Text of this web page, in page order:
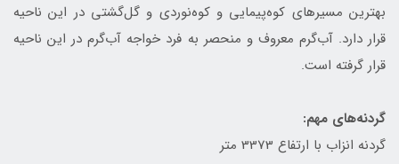
بهترين مسيرهای كوه‌پيمايی و كوه‌نوردی و گل‌گشتی در اين ناحيه
قرار دارد. آب‌گرم معروف و منحصر به‌ فرد خواجه‌ آب‌گرم در اين ناحيه
قرار گرفته است.
گردنه‌های مهم:
گردنه انزاب با ارتفاع 3373 متر